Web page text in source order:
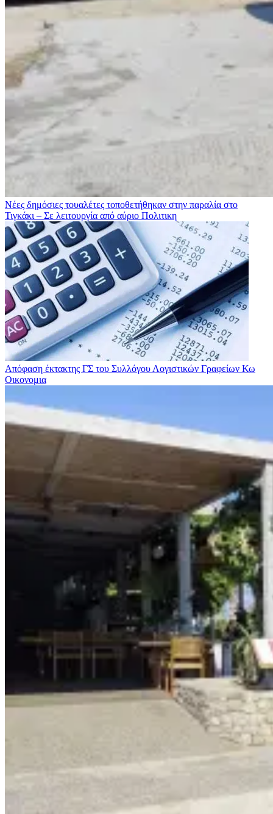
Νέες δημόσιες τουαλέτες τοποθετήθηκαν στην παραλία στο
Τιγκάκι – Σε λειτουργία από αύριο Πολιτικη
Απόφαση έκτακτης ΓΣ του Συλλόγου Λογιστικών Γραφείων Κω
Οικονομια